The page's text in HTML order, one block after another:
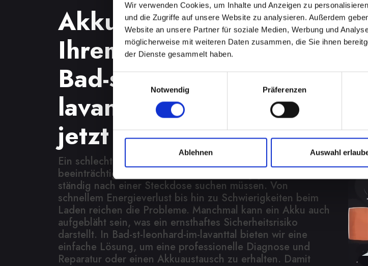
Wir verwenden Cookies, um Inhalte und Anzeigen zu
und die Zugriffe auf unsere Website zu analysieren. Außerdem
Website an unsere Partner für soziale Medien, Werbung und
möglicherweise mit weiteren Daten zusammen, die Sie ihnen
der Dienste gesammelt haben.
Einwilligungsauswahl
Notwendig
Präferenzen
Ablehnen Auswahl
Akkuprobleme bei
Ihrem IPHONE-13 in
Bad-st-leonhard-im-
lavanttal? Finden Sie
jetzt eine Lösung
Ein schlecht funktionierender Akku in Ihrem IPHONE-13
beeinträchtigt Ihre Mobilität und Unabhängigkeit, wenn Sie
ständig nach einer Steckdose suchen müssen. Von
schnellem Energieverlust bis hin zu Schwierigkeiten beim
Laden reichen die Probleme. Manchmal kann ein Akku auch
aufgebläht sein, was ein ernsthaftes Sicherheitsrisiko
darstellt. In Bad-st-leonhard-im-lavanttal bieten wir eine
einfache Lösung, um eine professionelle Diagnose und
Reparatur oder einen Akkuaustausch zu erhalten. Damit